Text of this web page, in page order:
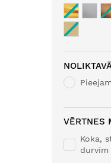
VĒRTNES
Koka,
durvīm